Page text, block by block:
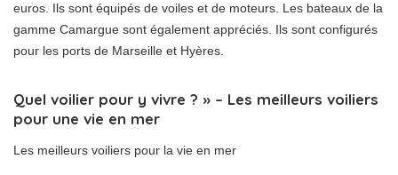
euros. Ils sont équipés de voiles et de moteurs. Les bateaux de la
gamme Camargue sont également appréciés. Ils sont configurés
pour les ports de Marseille et Hyères.
Quel voilier pour y vivre ? » – Les meilleurs voiliers
pour une vie en mer
Les meilleurs voiliers pour la vie en mer